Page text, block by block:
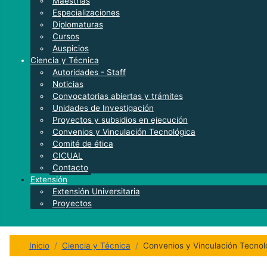
Especializaciones
Diplomaturas
Cursos
Auspicios
Ciencia y Técnica
Autoridades - Staff
Noticias
Convocatorias abiertas y trámites
Unidades de Investigación
Proyectos y subsidios en ejecución
Convenios y Vinculación Tecnológica
Comité de ética
CICUAL
Contacto
Extensión
Extensión Universitaria
Proyectos
Inicio Ciencia y Técnica Convenios y Vinculación